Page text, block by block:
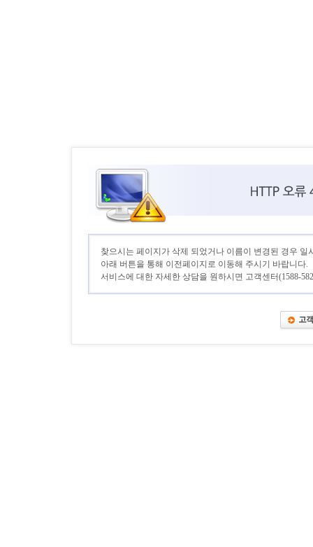
찾으시는 페이지가 삭제 되었거나 이름이 변경된 경우 일
아래 버튼을 통해 이전페이지로 이동해 주시기 바랍니다.
서비스에 대한 자세한 상담을 원하시면 고객센터(1588-